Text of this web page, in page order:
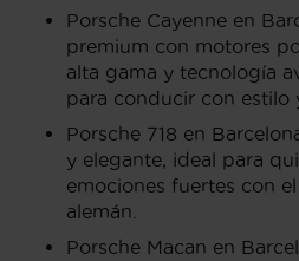
Porsche Cayenne en
premium con motores
alta gama y tecnología
para conducir con estilo
Porsche 718 en
y elegante, ideal para
emociones fuertes con
alemán.
Porsche Macan en